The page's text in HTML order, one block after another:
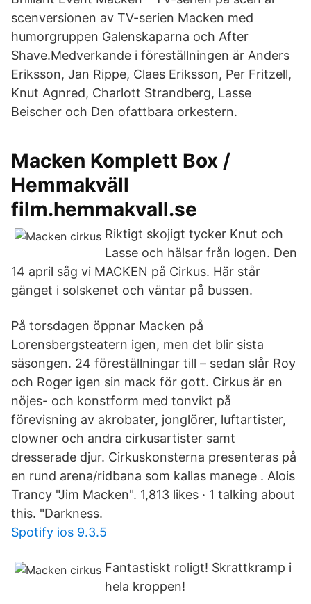
scenversionen av TV-serien Macken med
humorgruppen Galenskaparna och After
Shave.Medverkande i föreställningen är Anders
Eriksson, Jan Rippe, Claes Eriksson, Per Fritzell,
Knut Agnred, Charlott Strandberg, Lasse
Beischer och Den ofattbara orkestern.
Macken Komplett Box /
Hemmakväll
film.hemmakvall.se
Riktigt skojigt tycker Knut och
Lasse och hälsar från logen. Den
14 april såg vi MACKEN på Cirkus. Här står
gänget i solskenet och väntar på bussen.
På torsdagen öppnar Macken på
Lorensbergsteatern igen, men det blir sista
säsongen. 24 föreställningar till – sedan slår Roy
och Roger igen sin mack för gott. Cirkus är en
nöjes- och konstform med tonvikt på
förevisning av akrobater, jonglörer, luftartister,
clowner och andra cirkusartister samt
dresserade djur. Cirkuskonsterna presenteras på
en rund arena/ridbana som kallas manege . Alois
Trancy "Jim Macken". 1,813 likes · 1 talking about
this. "Darkness.
Spotify ios 9.3.5
Fantastiskt roligt! Skrattkramp i
hela kroppen!